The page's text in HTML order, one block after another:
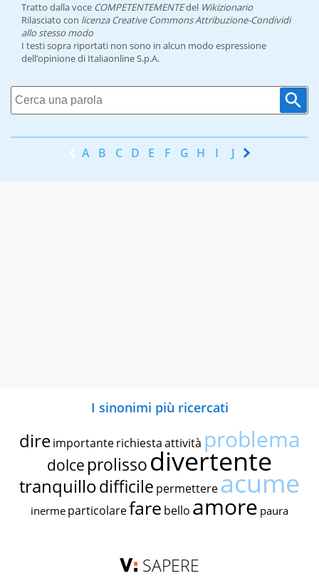
Tratto dalla voce COMPETENTEMENTEdel Wikizionario
Rilasciato con licenza Creative Commons Attribuzione-Condividi
allo stesso modo
I testi sopra riportati non sono in alcun modo espressione
dell’opinione di Italiaonline S.p.A.
A B C D E F G H I J K
I sinonimi più ricercati
dire importante richiestaattività problema
dolce prolissodivertente
tranquillodifficile permettereacume
inerme particolarefare bello amore paura
SAPERE